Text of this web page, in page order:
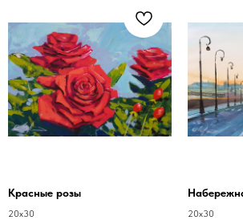
Красные розы
20х30 20х30